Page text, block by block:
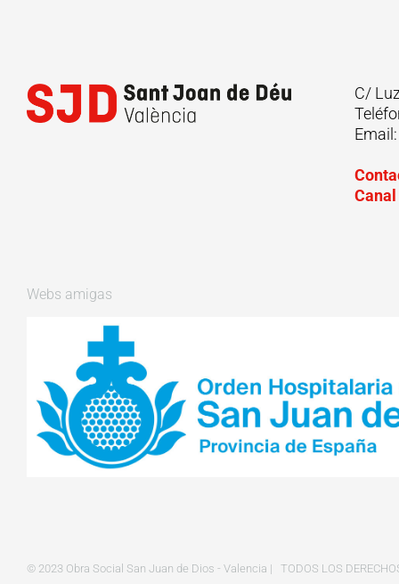
C/
Webs amigas
© 2023 Obra Social San Juan de Dios - Valencia | TODOS LOS